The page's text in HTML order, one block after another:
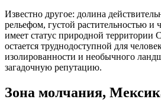
Известно другое: долина
рельефом, густой растительностью
имеет статус природной территории
остается труднодоступной для
изолированности и необычного
загадочную репутацию.
Зона молчания,